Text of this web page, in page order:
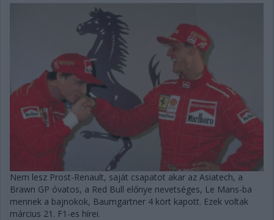
Nem lesz Prost-Renault, saját csapatot akar az Asiatech, a
Brawn GP óvatos, a Red Bull előnye nevetséges, Le Mans-ba
mennek a bajnokok, Baumgartner 4 kört kapott. Ezek voltak
március 21. F1-es hírei.